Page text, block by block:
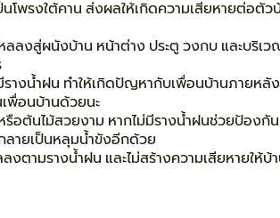
พรงใต้คาน ส่งผลให้เกิดความเสียหายต่อตัว
ลงสู่ผนังบ้าน หน้าต่าง ประตู วงกบ และบริเว
รางน้ำฝน ทำให้เกิดปัญหากับเพื่อนบ้านภายห
พื่อนบ้านด้วยนะ
ต้นไม้สวยงาม หากไม่มีรางน้ำฝนช่วยป้องกัน
ลายเป็นหลุมน้ำขังอีกด้วย
ามรางน้ำฝน และไม่สร้างความเสียหายให้บ้า